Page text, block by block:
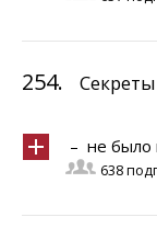
254.
– не было
638